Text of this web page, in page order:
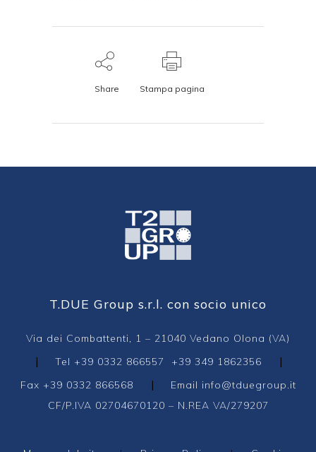
Share Stampa pagina
T.DUE Group s.r.l. con socio unico
Via dei Combattenti, 1 – 21040 Vedano Olona (VA)
| Tel +39 0332 866557 +39 349 1862356 |
Fax +39 0332 866568 | Email info@tduegroup.it
CF/P.IVA 02704670120 – N.REA VA/279207